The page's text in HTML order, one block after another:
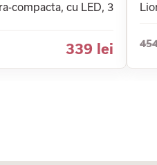
compacta, cu LED, 3
339 lei